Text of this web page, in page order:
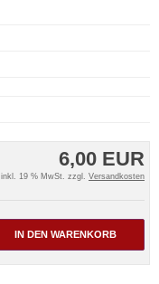
6,00 EUR
inkl. 19 % MwSt. zzgl. Versandkosten
IN DEN WARENKORB